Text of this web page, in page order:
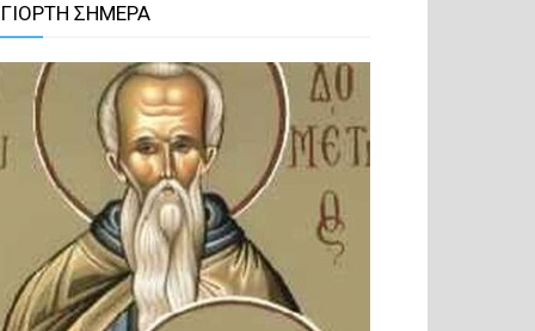
ΣΗΜΕΡΑ